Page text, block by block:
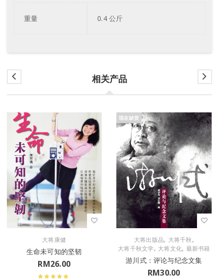
重量 0.4 公斤
相关产品
大将康健
生命未可知的坚韧
RM26.00
现在缺货
大将出版品, 大将千秋,
大将千秋文学, 大将文化, 最新书籍
游川式：评论与纪念文集
RM30.00